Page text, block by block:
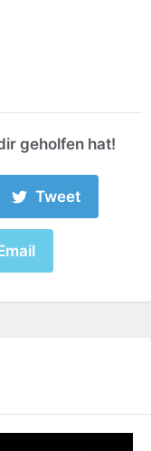
geholfen hat!
Tweet